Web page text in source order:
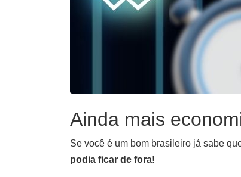
Ainda mais
Se você é um bom brasileiro já sabe
podia ficar de fora!